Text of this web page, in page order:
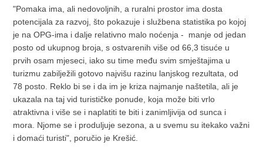
"Pomaka ima, ali nedovoljnih, a ruralni prostor ima dosta
potencijala za razvoj, što pokazuje i službena statistika po kojoj
je na OPG-ima i dalje relativno malo noćenja - manje od jedan
posto od ukupnog broja, s ostvarenih više od 66,3 tisuće u
prvih osam mjeseci, iako su time među svim smještajima u
turizmu zabilježili gotovo najvišu razinu lanjskog rezultata, od
78 posto. Reklo bi se i da im je kriza najmanje naštetila, ali je
ukazala na taj vid turističke ponude, koja može biti vrlo
atraktivna i više se i naplatiti te biti i zanimljivija od sunca i
mora. Njome se i produljuje sezona, a u svemu su itekako važni
i domaći turisti", poručio je Krešić.